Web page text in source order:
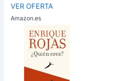
VER OFERTA
Amazon.es